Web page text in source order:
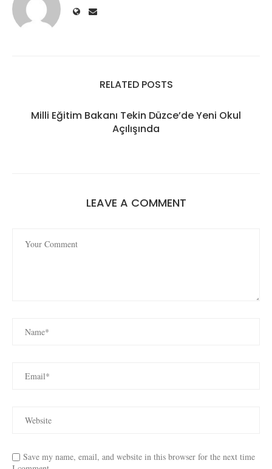
RELATED POSTS
Milli Eğitim Bakanı Tekin Düzce’de Yeni Okul
Açılışında
LEAVE A COMMENT
Save my name, email, and website in this browser for the next time